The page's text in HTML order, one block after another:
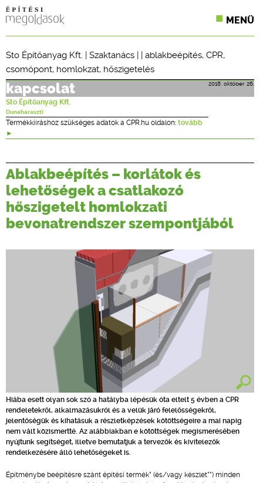
MENÜ
SZAKLAPOK
CPR TERMÉKKIÍRÁS
ÉPÍTÉSI JOG
TERVEZÉSI SEGÉDLETEK
Sto Építőanyag Kft. | Szaktanács | | ablakbeépítés, CPR,
csomópont, homlokzat, hőszigetelés
2018. október 26.
kapcsolat
Sto Építőanyag Kft.
Dunaharaszti
Termékkiíráshoz szükséges adatok a CPR.hu oldalon: tovább
Ablakbeépítés – korlátok és
lehetőségek a csatlakozó
hőszigetelt homlokzati
bevonatrendszer szempontjából
Hiába esett olyan sok szó a hatályba lépésük óta eltelt 5 évben a CPR
rendeletekről, alkalmazásukról és a velük járó felelősségekről,
jelentőségük és kihatásuk a részletképzések kötöttségeire a mai napig
nem vált közismertté. Az alábbiakban e kötöttségek megismerésében
nyújtunk segítséget, illetve bemutatjuk a tervezők és kivitelezők
rendelkezésére álló lehetőségeket is.
Építménybe beépítésre szánt építési termék* (és/vagy készlet**) minden